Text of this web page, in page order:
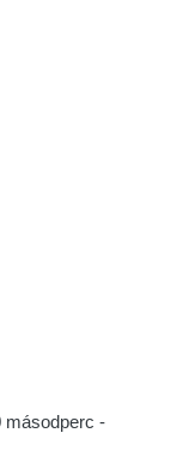
másodperc -